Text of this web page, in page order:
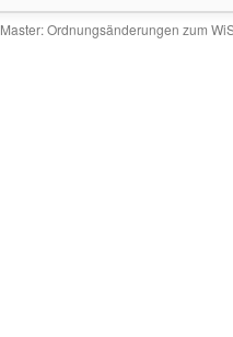
Master: Ordnungsänderungen zum